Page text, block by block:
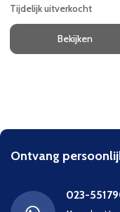
Tijdelijk uitverkocht
Bekijken
Ontvang
023-